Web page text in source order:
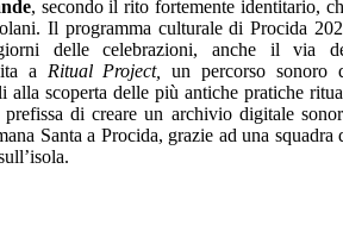
, secondo il rito fortemente identitario,
Il programma culturale di Procida
delle celebrazioni, anche il via
a Ritual Project,un percorso sonoro
alla scoperta delle più antiche pratiche
di creare un archivio digitale
Santa a Procida, grazie ad una squadra